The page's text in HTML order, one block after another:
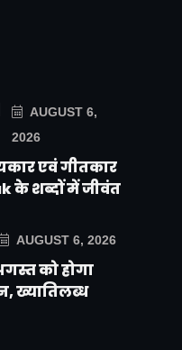
AUGUST 6,
2026
एवं गीतकार
के शब्दों में जीवंत
AUGUST 6, 2026
को होगा
ख्यातिलब्ध